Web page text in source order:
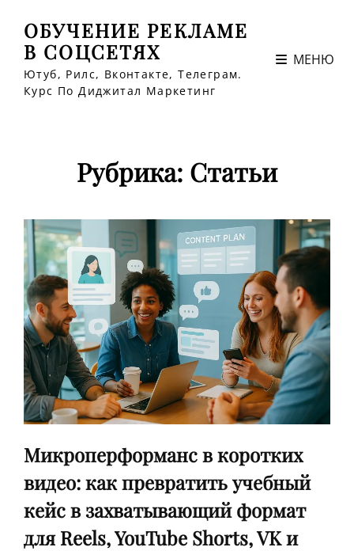
ОБУЧЕНИЕ РЕКЛАМЕ
В СОЦСЕТЯХ
Ютуб, Рилс, Вконтакте, Телеграм.
Курс По Диджитал Маркетинг
МЕНЮ
Рубрика: Статьи
Микроперформанс в коротких
видео: как превратить учебный
кейс в захватывающий формат
для Reels, YouTube Shorts, VK и